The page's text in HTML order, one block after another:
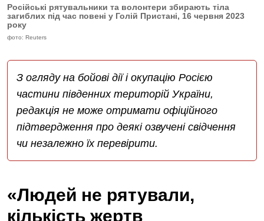
Російські рятувальники та волонтери збирають тіла
загиблих під час повені у Голій Пристані, 16 червня 2023
року
фото: Reuters
З огляду на бойові дії і окупацію Росією
частини південних територій України,
редакція не може отримати офіційного
підтвердження про деякі озвучені свідчення
чи незалежно їх перевірити.
«Людей не рятували,
кількість жертв